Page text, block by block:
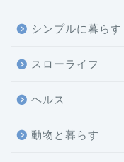
シンプルに暮らす
スローライフ
ヘルス
動物と暮らす